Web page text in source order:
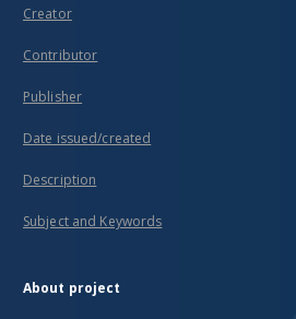
Creator
Contributor
Publisher
Date issued/created
Description
Subject and Keywords
About project